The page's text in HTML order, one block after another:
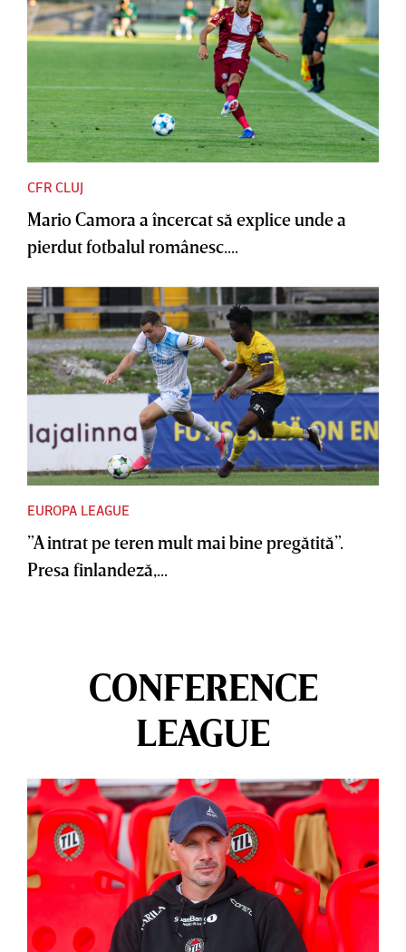
CFR CLUJ
Mario Camora a încercat să explice unde a
pierdut fotbalul românesc....
EUROPA LEAGUE
”A intrat pe teren mult mai bine pregătită”.
Presa finlandeză,...
CONFERENCE
LEAGUE